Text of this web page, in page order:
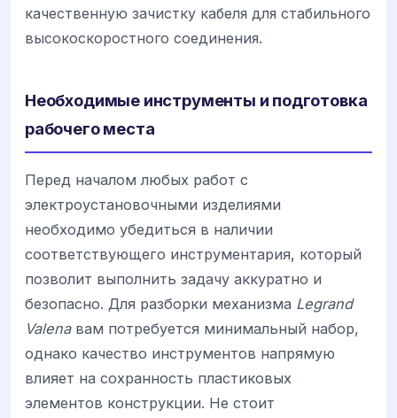
качественную зачистку кабеля для стабильного
высокоскоростного соединения.
Необходимые инструменты и подготовка
рабочего места
Перед началом любых работ с
электроустановочными изделиями
необходимо убедиться в наличии
соответствующего инструментария, который
позволит выполнить задачу аккуратно и
безопасно. Для разборки механизма Legrand
Valenaвам потребуется минимальный набор,
однако качество инструментов напрямую
влияет на сохранность пластиковых
элементов конструкции. Не стоит